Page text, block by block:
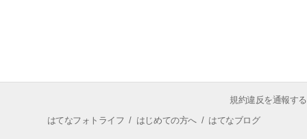
規約違反を通報する
はてなフォトライフ / はじめての方へ/ はてなブログ